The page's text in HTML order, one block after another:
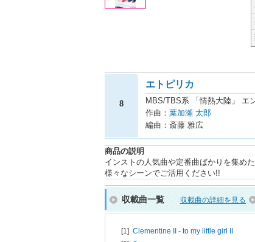
8
エトピリカ
MBS/TBS系 「情熱大陸」 エ
作曲： 葉加瀬 太郎
編曲：斎藤 雅広
商品の説明
インストの人気曲や定番曲ばかりを集め
様々なシーンでご活用ください!!
収載曲一覧 収載曲の詳細を見る
[1] Clementine II - to my little girl II